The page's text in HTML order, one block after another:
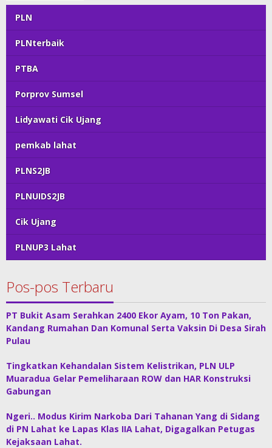
PLN
PLNterbaik
PTBA
Porprov Sumsel
Lidyawati Cik Ujang
pemkab lahat
PLNS2JB
PLNUIDS2JB
Cik Ujang
PLNUP3 Lahat
Pos-pos Terbaru
PT Bukit Asam Serahkan 2400 Ekor Ayam, 10 Ton Pakan,
Kandang Rumahan Dan Komunal Serta Vaksin Di Desa Sirah
Pulau
Tingkatkan Kehandalan Sistem Kelistrikan, PLN ULP
Muaradua Gelar Pemeliharaan ROW dan HAR Konstruksi
Gabungan
Ngeri.. Modus Kirim Narkoba Dari Tahanan Yang di Sidang
di PN Lahat ke Lapas Klas IIA Lahat, Digagalkan Petugas
Kejaksaan Lahat.